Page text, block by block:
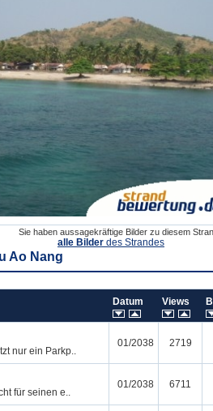
Sie haben aussagekräftige Bilder zu diesem
alle Bilder des Strandes
Ao Nang
Datum Views
nur ein Parkp..
01/2038 2719
für seinen e..
01/2038 6711